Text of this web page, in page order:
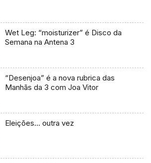
Wet Leg: “moisturizer” é Disco da
Semana na Antena 3
“Desenjoa” é a nova rubrica das
Manhãs da 3 com Joa Vitor
Eleições… outra vez